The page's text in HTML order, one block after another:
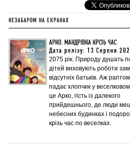
НЕЗАБАРОМ НА ЕКРАНАХ
АРКО. МАНДРІВКА КРІЗЬ ЧАС
Дата релізу: 13 Серпня
2075 рік. Природу душать
дітей виховують роботи
відсутніх батьків. Аж
падає хлопчик у
це Арко, гість із далекого
прийдешнього, де люди
небесних будинках і
крізь час по веселках.